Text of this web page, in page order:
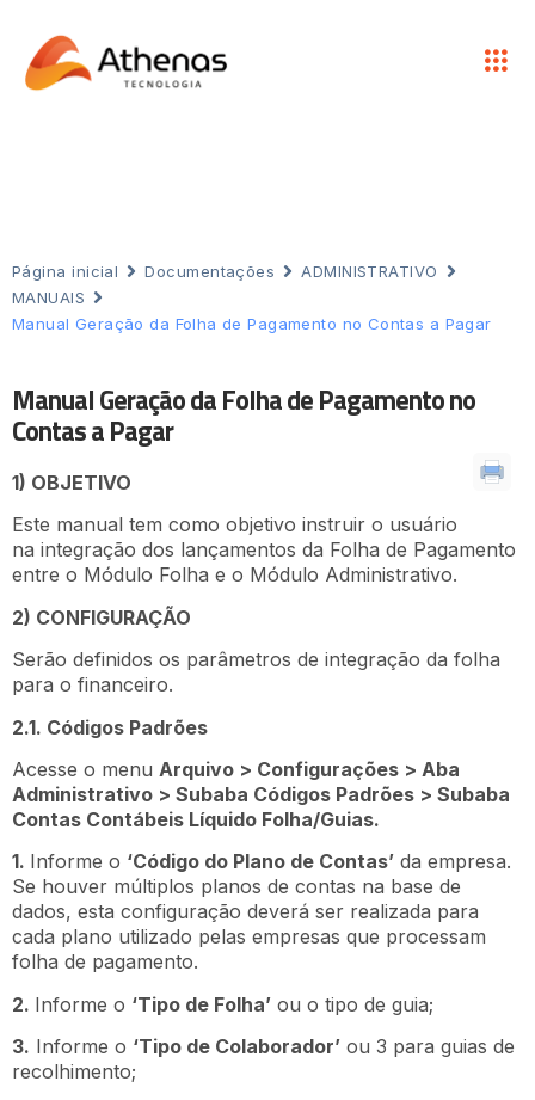
Página inicial Documentações
ADMINISTRATIVO
MANUAIS
Manual Geração da Folha de Pagamento no Contas a Pagar
Manual Geração da Folha de Pagamento no
Contas a Pagar
1) OBJETIVO
Este manual tem como objetivo instruir o usuário
na integração dos lançamentos da Folha de Pagamento
entre o Módulo Folha e o Módulo Administrativo.
2) CONFIGURAÇÃO
Serão definidos os parâmetros de integração da folha
para o financeiro.
2.1. Códigos Padrões
Acesse o menu Arquivo > Configurações > Aba
Administrativo > Subaba Códigos Padrões > Subaba
Contas Contábeis Líquido Folha/Guias.
1. Informe o ‘Código do Plano de Contas’ da empresa.
Se houver múltiplos planos de contas na base de
dados, esta configuração deverá ser realizada para
cada plano utilizado pelas empresas que processam
folha de pagamento.
2. Informe o ‘Tipo de Folha’ ou o tipo de guia;
3. Informe o ‘Tipo de Colaborador’ ou 3 para guias de
recolhimento;